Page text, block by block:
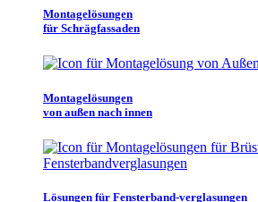
Montagelösungen
für Schrägfassaden
Montagelösungen
von außen nach innen
Lösungen für Fensterband-verglasungen